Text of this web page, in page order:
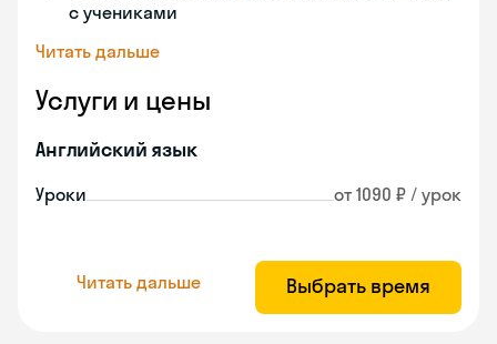
с учениками
Читать дальше
Услуги и цены
Английский язык
Уроки от 1090 ₽ / урок
Читать дальше Выбрать время